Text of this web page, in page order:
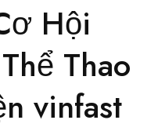
Hội
Thao
vinfast